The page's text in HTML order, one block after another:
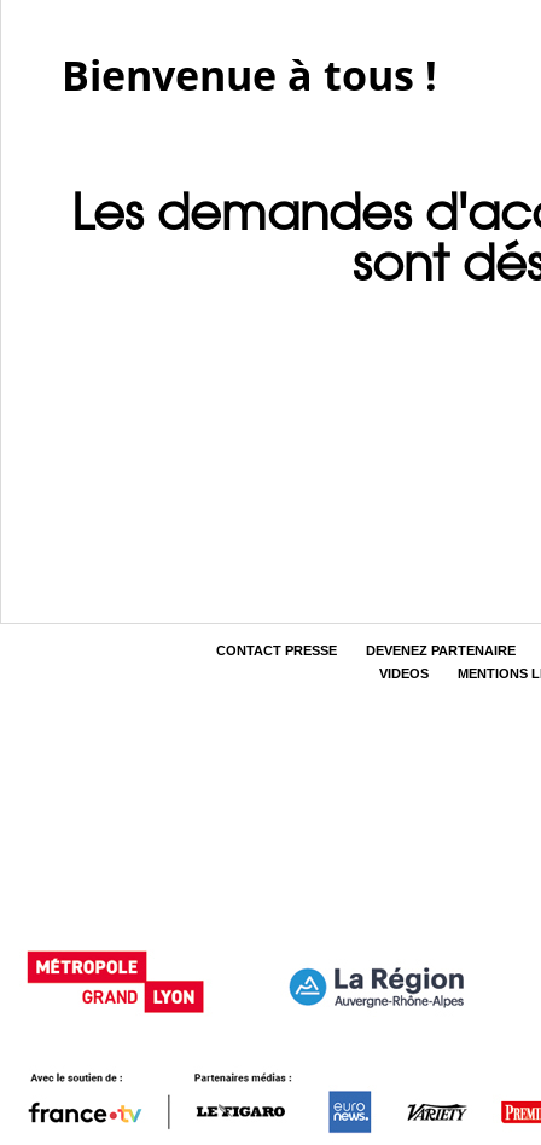
Bienvenue à tous !
Les demandes
sont
CONTACT PRESSE
DEVENEZ PARTENAIRE
VIDEOS
MENTIONS